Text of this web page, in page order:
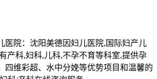
医院：沈阳美德因妇儿医院,国际妇产儿
产科,妇科,儿科,不孕不育等科室,提供孕
四维彩超、水中分娩等优势项目和温馨的